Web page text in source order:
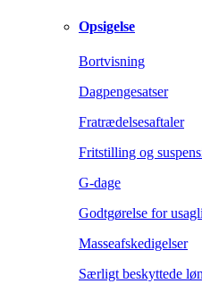
Opsigelse
Bortvisning
Dagpengesatser
Fratrædelsesaftaler
Fritstilling og
G-dage
Godtgørelse for
Masseafskedigelser
Særligt beskyttede